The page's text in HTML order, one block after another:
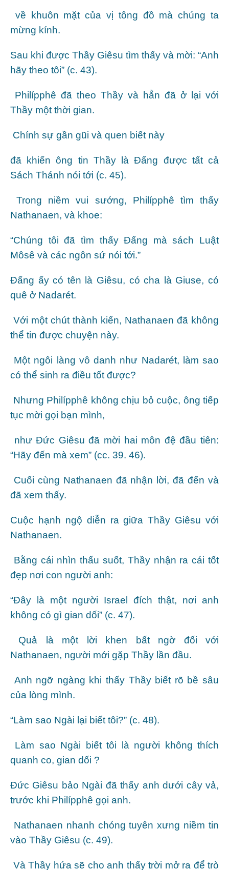
về khuôn mặt của vị tông đồ mà chúng ta
mừng kính.
Sau khi được Thầy Giêsu tìm thấy và mời: “Anh
hãy theo tôi” (c. 43).
Philípphê đã theo Thầy và hẳn đã ở lại với
Thầy một thời gian.
Chính sự gần gũi và quen biết này
đã khiến ông tin Thầy là Đấng được tất cả
Sách Thánh nói tới (c. 45).
Trong niềm vui sướng, Philípphê tìm thấy
Nathanaen, và khoe:
“Chúng tôi đã tìm thấy Đấng mà sách Luật
Môsê và các ngôn sứ nói tới.”
Đấng ấy có tên là Giêsu, có cha là Giuse, có
quê ở Nadarét.
Với một chút thành kiến, Nathanaen đã không
thể tin được chuyện này.
Một ngôi làng vô danh như Nadarét, làm sao
có thể sinh ra điều tốt được?
Nhưng Philípphê không chịu bỏ cuộc, ông tiếp
tục mời gọi bạn mình,
như Đức Giêsu đã mời hai môn đệ đầu tiên:
“Hãy đến mà xem” (cc. 39. 46).
Cuối cùng Nathanaen đã nhận lời, đã đến và
đã xem thấy.
Cuộc hạnh ngộ diễn ra giữa Thầy Giêsu với
Nathanaen.
Bằng cái nhìn thấu suốt, Thầy nhận ra cái tốt
đẹp nơi con người anh:
“Đây là một người Israel đích thật, nơi anh
không có gì gian dối” (c. 47).
Quả là một lời khen bất ngờ đối với
Nathanaen, người mới gặp Thầy lần đầu.
Anh ngỡ ngàng khi thấy Thầy biết rõ bề sâu
của lòng mình.
“Làm sao Ngài lại biết tôi?” (c. 48).
Làm sao Ngài biết tôi là người không thích
quanh co, gian dối ?
Đức Giêsu bảo Ngài đã thấy anh dưới cây vả,
trước khi Philípphê gọi anh.
Nathanaen nhanh chóng tuyên xưng niềm tin
vào Thầy Giêsu (c. 49).
Và Thầy hứa sẽ cho anh thấy trời mở ra để trò